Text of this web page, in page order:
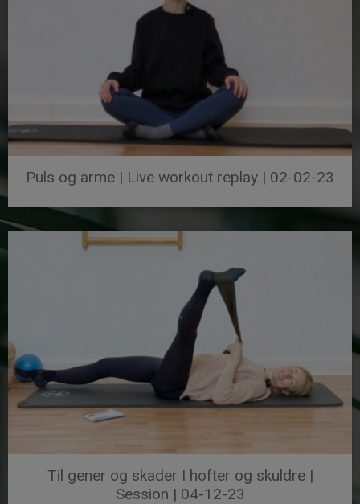
Puls og arme | Live workout replay | 02-02-23
Til gener og skader I hofter og skuldre |
Session | 04-12-23